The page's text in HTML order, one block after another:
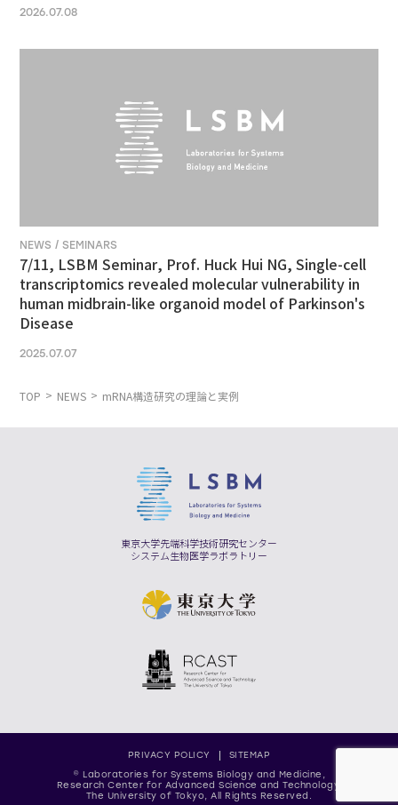
2026.07.08
NEWS / SEMINARS
7/11, LSBM Seminar, Prof. Huck Hui NG, Single-cell
transcriptomics revealed molecular vulnerability in
human midbrain-like organoid model of Parkinson's
Disease
2025.07.07
TOP NEWS mRNA構造研究の理論と実例
東京大学先端科学技術研究センター
システム生物医学ラボラトリー
PRIVACY POLICY
SITEMAP
© Laboratories for Systems Biology and Medicine,
Research Center for Advanced Science and Technology,
The University of Tokyo, All Rights Reserved.